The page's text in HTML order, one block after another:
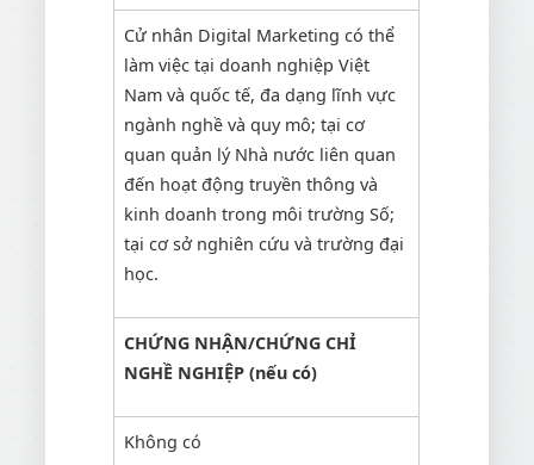
Cử nhân Digital Marketing có thể
làm việc tại doanh nghiệp Việt
Nam và quốc tế, đa dạng lĩnh vực
ngành nghề và quy mô; tại cơ
quan quản lý Nhà nước liên quan
đến hoạt động truyền thông và
kinh doanh trong môi trường Số;
tại cơ sở nghiên cứu và trường đại
học.
CHỨNG NHẬN/CHỨNG CHỈ
NGHỀ NGHIỆP (nếu có)
Không có